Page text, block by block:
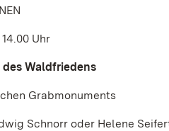
Uhr
Waldfriedens
Grabmonuments
Schnorr oder Helene